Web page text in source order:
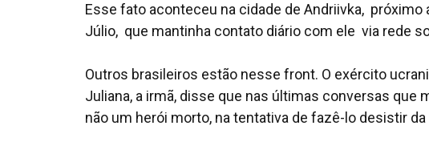
Esse fato aconteceu na cidade de Andriivka,
Júlio, que mantinha contato diário com ele via rede
Outros brasileiros estão nesse front. O exército
Juliana, a irmã, disse que nas últimas conversas que
não um herói morto, na tentativa de fazê-lo desistir da